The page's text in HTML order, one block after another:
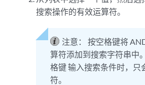
搜索操作的有效运算符。
注意：
按空格键将
算符添加到搜索字符串中
格键 输入搜索条件时，只
符。